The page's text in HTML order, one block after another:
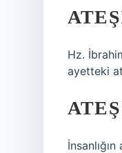
Hz.
ayetteki